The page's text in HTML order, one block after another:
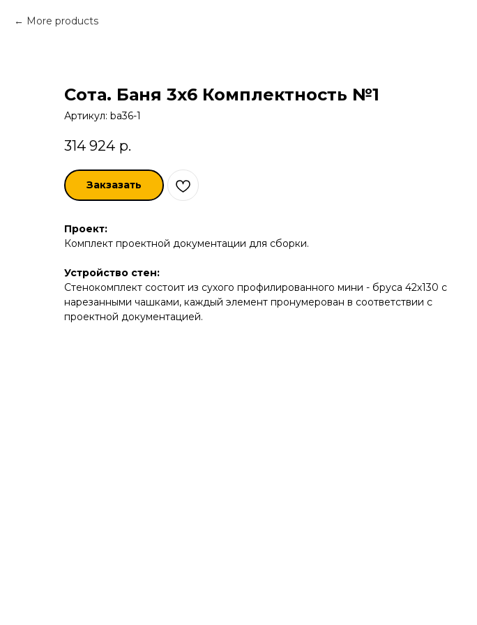
More products
Сота. Баня 3х6 Комплектность №1
Артикул: ba36-1
314 924 р.
Закзазать
Проект:
Комплект проектной документации для сборки.
Устройство стен:
Стенокомплект состоит из сухого профилированного мини - бруса 42х130 с
нарезанными чашками, каждый элемент пронумерован в соответствии с
проектной документацией.